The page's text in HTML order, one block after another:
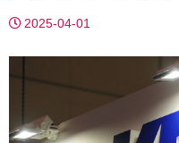
2025-04-01